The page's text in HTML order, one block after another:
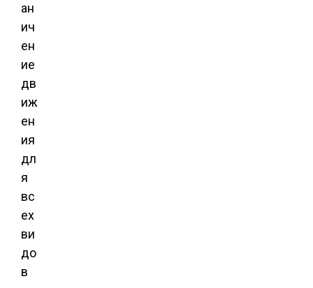
ан
ич
ен
ие
дв
иж
ен
ия
дл
я
вс
ех
ви
до
в